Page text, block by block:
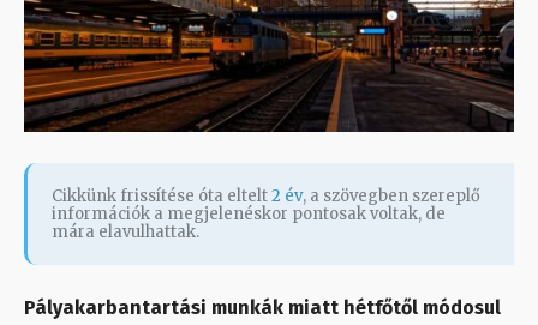
Cikkünk frissítése óta eltelt2 év, a szövegben szereplő
információk a megjelenéskor pontosak voltak, de
mára elavulhattak.
Pályakarbantartási munkák miatt hétfőtől módosul